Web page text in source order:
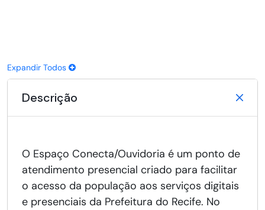
Expandir Todos
Descrição
O Espaço Conecta/Ouvidoria é um ponto de
atendimento presencial criado para facilitar
o acesso da população aos serviços digitais
e presenciais da Prefeitura do Recife. No